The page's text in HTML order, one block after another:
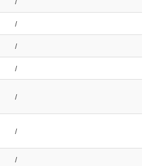
/
/
/
/
/
/
/